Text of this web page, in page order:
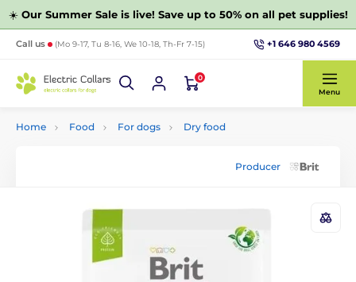
☀️ Our Summer Sale is live! Save up to 50% on all pet supplies!
Call us (Mo 9-17, Tu 8-16, We 10-18, Th-Fr 7-15) +1 646 980 4569
0
Menu
Home Food For dogs Dry food
Producer